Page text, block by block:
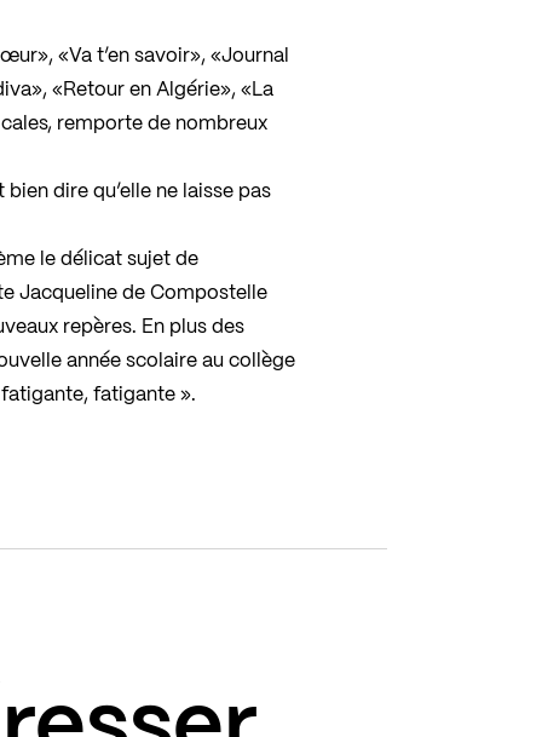
«Va t’en savoir», «Journal
«Retour en Algérie», «La
remporte de nombreux
dire qu’elle ne laisse pas
le délicat sujet de
Jacqueline de Compostelle
repères. En plus des
année scolaire au collège
fatigante ».